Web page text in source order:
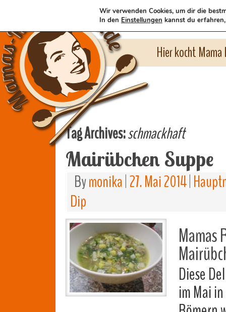
Hier kocht
Tag Archives:schmackhaft
Mairübchen Suppe
Bymonika 27. Mai 2014
Dip
Diese
im Mai
Wir verwenden Cookies, um dir die
In den Einstellungen kannst du